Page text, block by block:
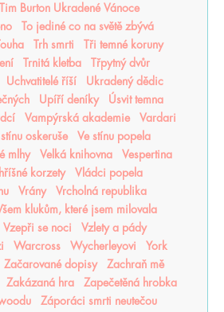
Tim Burton Ukradené Vánoce
To jediné co na světě zbývá
Touha Trh smrti
Tři temné koruny
Trnitá kletba
Třpytný dvůr
Uchvatitelé říší
Ukradený dědic
Upíří deníky
Úsvit temna
Vampýrská akademie
Vardari
oskeruše
Ve stínu popela
mlhy Velká knihovna
Vespertina
korzety
Vládci popela
Vrány
Vrcholná republika
klukům, které jsem milovala
Vzepři se noci
Vzlety a pády
Warcross Wycherleyovi
York
Začarované dopisy
Zachraň mě
Zakázaná hra
Zapečetěná hrobka
Záporáci smrti neutečou